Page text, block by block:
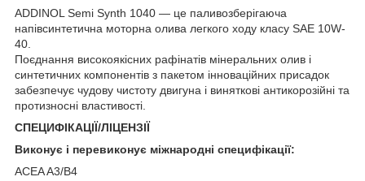
ADDINOL Semi Synth 1040 — це паливозберігаюча
напівсинтетична моторна олива легкого ходу класу SAE 10W-
40.
Поєднання високоякісних рафінатів мінеральних олив і
синтетичних компонентів з пакетом інноваційних присадок
забезпечує чудову чистоту двигуна і виняткові антикорозійні та
протизносні властивості.
СПЕЦИФІКАЦІЇ/ЛІЦЕНЗІЇ
Виконує і перевиконує міжнародні специфікації:
ACEA A3/B4